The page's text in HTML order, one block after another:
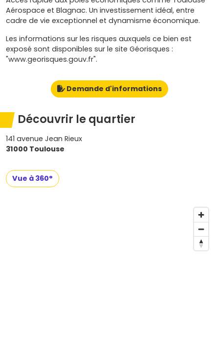
Aérospace et Blagnac. Un investissement idéal, entre
cadre de vie exceptionnel et dynamisme économique.
Les informations sur les risques auxquels ce bien est
exposé sont disponibles sur le site Géorisques :
"www.georisques.gouv.fr".
Demande d'informations
Découvrir le quartier
141 avenue Jean Rieux
31000 Toulouse
Vue à 360°